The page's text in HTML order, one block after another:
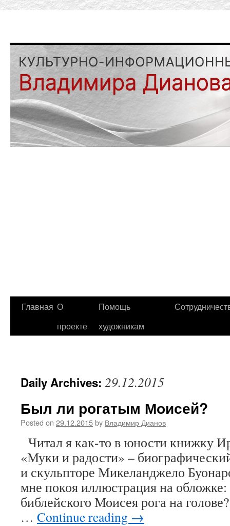
Главная О
проекте
Помощь
художникам
Daily Archives: 29.12.2015
Был ли рогатым Моисей?
Posted on 29.12.2015by Владимир Дианов
Читал я как-то в юности книжку
«Муки и радости» –
и скульпторе Микеланджело
мне покоя иллюстрация на
библейского Моисея рога на
… Continue reading →